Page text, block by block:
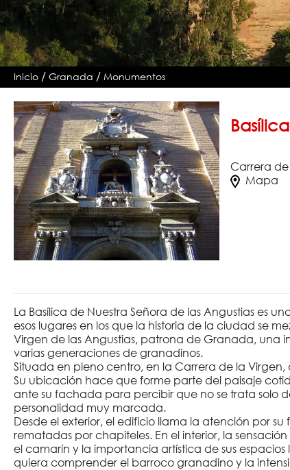
Inicio /Granada /Monumentos
Carrera
Mapa
La Basílica de Nuestra Señora de las Angustias es
esos lugares en los que la historia de la ciudad se
Virgen de las Angustias, patrona de Granada,
varias generaciones de granadinos.
Situada en pleno centro, en la Carrera de la
Su ubicación hace que forme parte del paisaje
ante su fachada para percibir que no se trata solo
personalidad muy marcada.
Desde el exterior, el edificio llama la atención por
rematadas por chapiteles. En el interior, la
el camarín y la importancia artística de sus
quiera comprender el barroco granadino y la